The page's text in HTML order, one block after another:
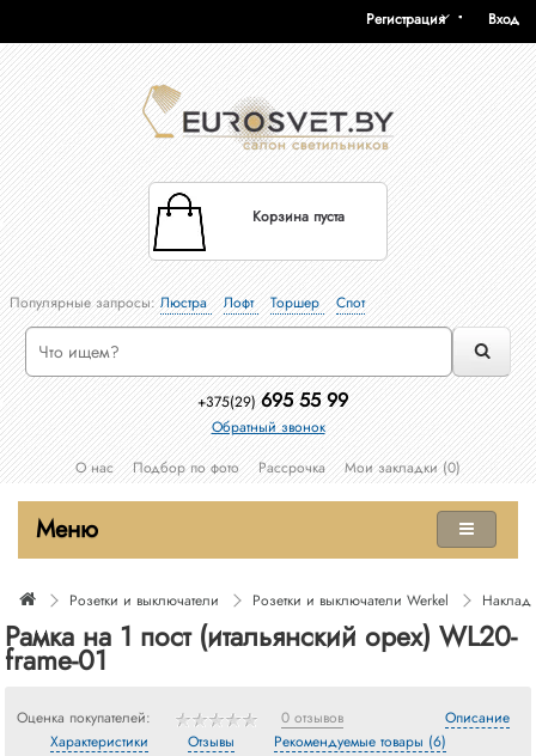
Вход
Регистрация
Корзина пуста
Популярные запросы:Люстра Лофт Торшер Спот
+375(29) 695 55 99
Обратный звонок
О нас
Подбор по фото Рассрочка Мои закладки (0)
Меню
Розетки и выключатели Розетки и выключатели Werkel
Рамка на 1 пост (итальянский орех) WL20-
frame-01
Оценка покупателей: 0 отзывов
Описание
Характеристики
Отзывы Рекомендуемые товары (6)